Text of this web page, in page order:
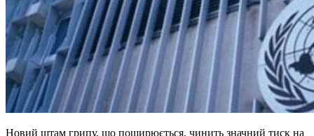
Новий штам грипу, що поширюється, чинить значний тиск на